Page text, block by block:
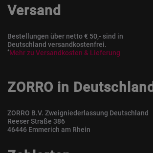
Versand
Bestellungen über netto € 50,- sind in
Deutschland versandkostenfrei.
*Mehr zu Versandkosten & Lieferung
ZORRO in Deutschland
ZORRO B.V. Zweigniederlassung Deutschland
Reeser Straße 386
46446 Emmerich am Rhein